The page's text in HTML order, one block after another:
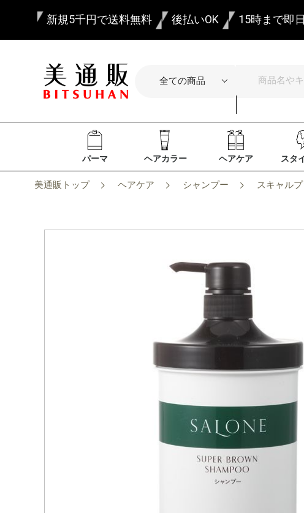
新規5千円で送料無料 後払いOK 15時まで即
パーマ ヘアカラー ヘアケア スタ
美通販トップ ヘアケア シャンプー スキャル